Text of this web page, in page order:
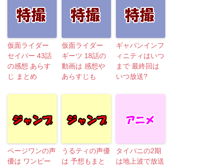
仮面ライダー
セイバー 43話
の感想 あらす
じ まとめ
仮面ライダー
ギーツ 18話の
動画は 感想や
あらすじも
ギャバンインフ
ィニティはいつ
まで 最終回は
いつ放送?
ページワンの声
優は ワンピー
うるティの声優
は 予想もまと
タイバニの2期
は地上波で放送